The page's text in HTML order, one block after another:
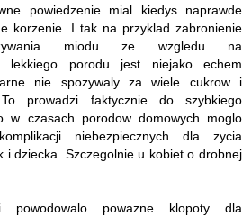
powiedzenie mial kiedys naprawde
korzenie. I tak na przyklad zabronienie
miodu ze wzgledu na
lekkiego porodu jest niejako echem
nie spozywaly za wiele cukrow i
To prowadzi faktycznie do szybkiego
w czasach porodow domowych moglo
niebezpiecznych dla zycia
i dziecka. Szczegolnie u kobiet o drobnej
powodowalo powazne klopoty dla